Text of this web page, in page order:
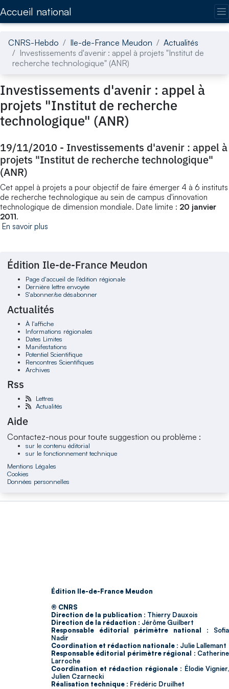
Accueil national
CNRS-Hebdo Ile-de-France Meudon
Actualités
Investissements d'avenir : appel à projets "Institut de
recherche technologique" (ANR)
Investissements d'avenir : appel à
projets "Institut de recherche
technologique" (ANR)
19/11/2010 - Investissements d'avenir : appel à
projets "Institut de recherche technologique"
(ANR)
Cet appel à projets a pour objectif de faire émerger 4 à 6 instituts
de recherche technologique au sein de campus d'innovation
technologique de dimension mondiale. Date limite : 20 janvier
2011.
En savoir plus
Édition Ile-de-France Meudon
Page d'accueil de l'édition régionale
Dernière lettre envoyée
S'abonner/se désabonner
Actualités
À l'affiche
Informations régionales
Dates Limites
Manifestations
Potentiel Scientifique
Rencontres Scientifiques
Archives
Rss
Lettres
Actualités
Aide
Contactez-nous pour toute suggestion ou problème :
sur le contenu éditorial
sur le fonctionnement technique
Mentions Légales
Cookies
Données personnelles
Édition Ile-de-France Meudon
© CNRS
Direction de la publication : Thierry Dauxois
Direction de la rédaction : Jérôme Guilbert
Responsable éditorial périmètre national : Sofia
Nadir
Coordination et rédaction nationale : Julie Lallemant
Responsable éditorial périmètre régional : Catherine
Larroche
Coordination et rédaction régionale : Élodie Vignier,
Julien Czarnecki
Réalisation technique : Frédéric Druilhet